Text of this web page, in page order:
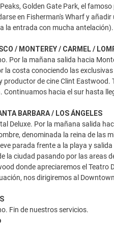
Golden Gate Park, el
en Fisherman's Wharf y
la entrada con mucha
/ MONTEREY / CARMEL /
Por la mañana salida hacia
la costa conociendo las
productor de cine Clint
Continuamos hacia el sur hasta
BARBARA / LOS ÁNGELES
Deluxe. Por la mañana salida
denominada la reina de las
parada frente a la playa y
la ciudad pasando por las areas
donde apreciaremos el Teatro
nos dirigiremos al
Fin de nuestros servicios.